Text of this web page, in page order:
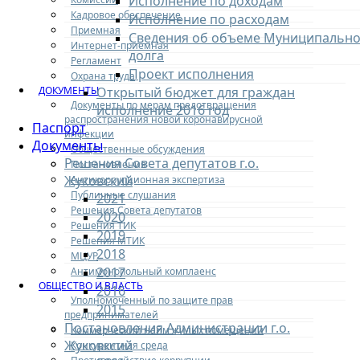
Кадровое обеспечение
Приемная
Интернет-приемная
Регламент
Охрана труда
ДОКУМЕНТЫ
Документы по мерам предотвращения
распространения новой коронавирусной
инфекции
Общественные обсуждения
Постановления
Антикоррупционная экспертиза
Публичные слушания
Решения Совета депутатов
Решения ТИК
Решения МТИК
МЦУР
Антимонопольный комплаенс
ОБЩЕСТВО И ВЛАСТЬ
Уполномоченный по защите прав
предпринимателей
Коммерческий найм жилых помещений
Конкурентная среда
Исполнение по расходам
Сведения об объеме
долга
Проект исполнения
Открытый бюджет для граждан
исполнение 2016 год
Паспорт
Документы
Решения Совета депутатов г.о.
Жуковский
2021
2020
2019
2018
2017
2016
2015
Постановления Администрации г.о.
Жуковксий